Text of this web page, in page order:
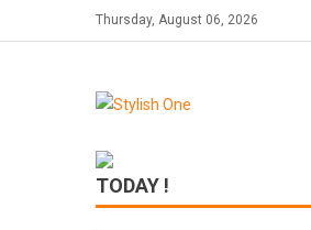
to
Thursday, August 06, 2026
TODAY !